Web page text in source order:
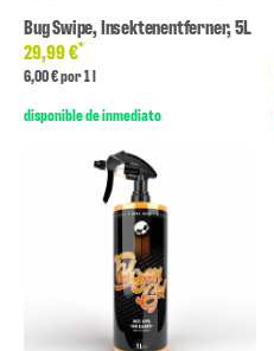
Bug Swipe, Insektenentferner, 5L
29,99 €*
6,00 € por 1 l
disponible de inmediato